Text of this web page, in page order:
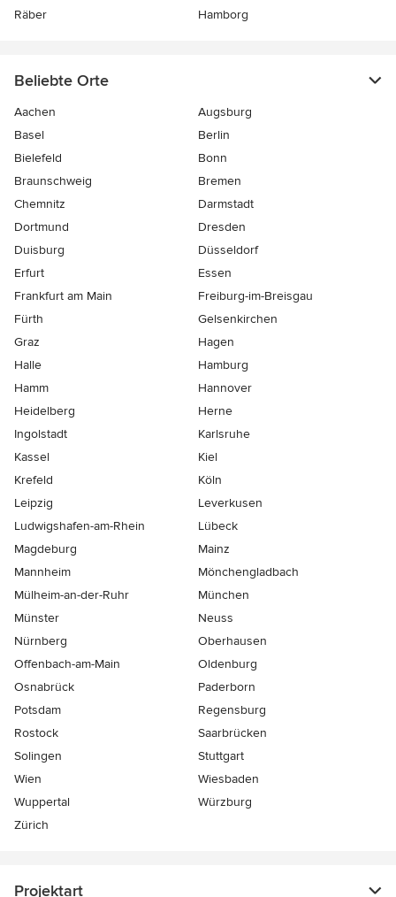
Räber
Hamborg
Beliebte Orte
Aachen
Augsburg
Basel
Berlin
Bielefeld
Bonn
Braunschweig
Bremen
Chemnitz
Darmstadt
Dortmund
Dresden
Duisburg
Düsseldorf
Erfurt
Essen
Frankfurt am Main
Freiburg-im-Breisgau
Fürth
Gelsenkirchen
Graz
Hagen
Halle
Hamburg
Hamm
Hannover
Heidelberg
Herne
Ingolstadt
Karlsruhe
Kassel
Kiel
Krefeld
Köln
Leipzig
Leverkusen
Ludwigshafen-am-Rhein
Lübeck
Magdeburg
Mainz
Mannheim
Mönchen­gladbach
Mülheim-an-der-Ruhr
München
Münster
Neuss
Nürnberg
Oberhausen
Offenbach-am-Main
Oldenburg
Osnabrück
Paderborn
Potsdam
Regensburg
Rostock
Saarbrücken
Solingen
Stuttgart
Wien
Wiesbaden
Wuppertal
Würzburg
Zürich
Projektart